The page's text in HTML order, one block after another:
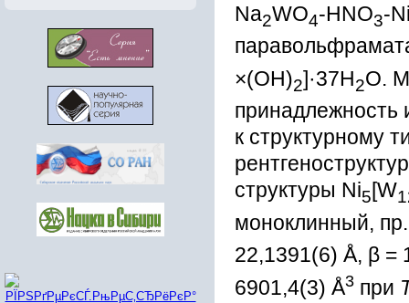
Na2WO4-HNO3-
×(ОН)2]·37H2O.
принадлежность
к структурному
структуры Ni5[W
моноклинный,
22,1391(6) Å, β =
6901,4(3) Å3 при